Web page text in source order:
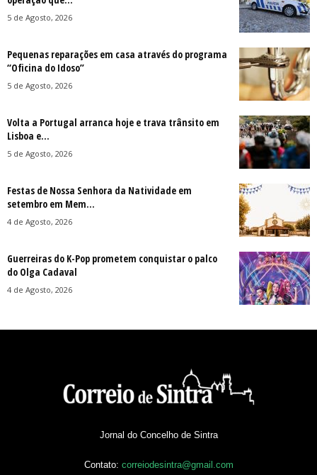
5 de Agosto, 2026
Pequenas reparações em casa através do programa
“Oficina do Idoso”
5 de Agosto, 2026
Volta a Portugal arranca hoje e trava trânsito em
Lisboa e...
5 de Agosto, 2026
Festas de Nossa Senhora da Natividade em
setembro em Mem...
4 de Agosto, 2026
Guerreiras do K-Pop prometem conquistar o palco
do Olga Cadaval
4 de Agosto, 2026
Jornal do Concelho de Sintra
Contato: correiodesintra@gmail.com